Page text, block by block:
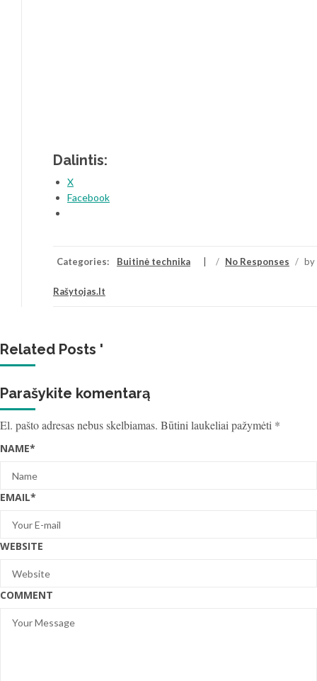
Dalintis:
X
Facebook
Categories: Buitinė technika / No Responses / by
Rašytojas.lt
Related Posts '
Parašykite komentarą
El. pašto adresas nebus skelbiamas. Būtini laukeliai pažymėti *
NAME*
EMAIL*
WEBSITE
COMMENT